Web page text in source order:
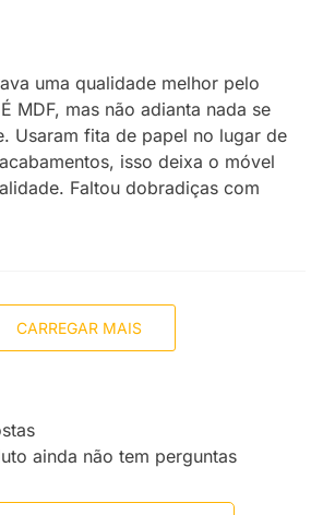
uma qualidade melhor pelo
MDF, mas não adianta nada se
Usaram fita de papel no lugar de
isso deixa o móvel
Faltou dobradiças com
CARREGAR MAIS
ainda não tem perguntas